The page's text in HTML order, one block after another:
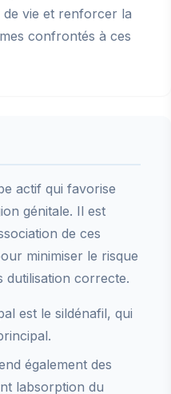
de vie et renforcer la
confrontés à ces
actif qui favorise
génitale. Il est
de ces
minimiser le risque
dutilisation correcte.
est le sildénafil, qui
également des
labsorption du